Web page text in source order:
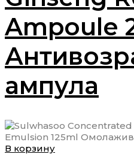
Ampoule
ампула
В корзину